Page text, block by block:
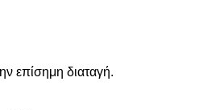
επίσημη διαταγή.